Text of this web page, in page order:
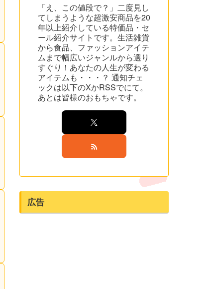
「え、この値段で？」二度見し
てしまうような超激安商品を20
年以上紹介している特価品・セ
ール紹介サイトです。生活雑貨
から食品、ファッションアイテ
ムまで幅広いジャンルから選り
すぐり！あなたの人生が変わる
アイテムも・・・？ 通知チェ
ックは以下のXかRSSでにて。
あとは皆様のおもちゃです。
広告